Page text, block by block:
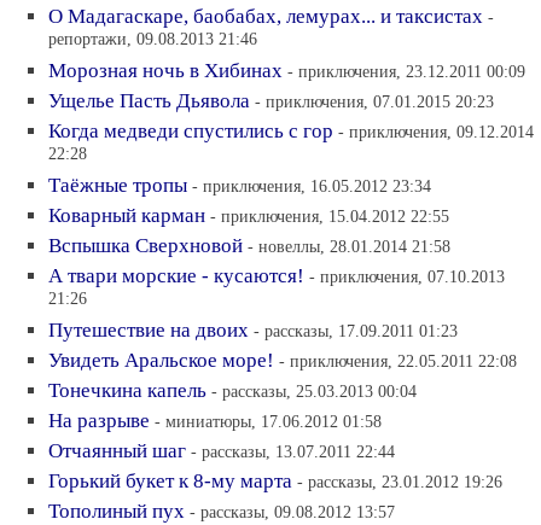
О Мадагаскаре, баобабах, лемурах... и таксистах -
репортажи, 09.08.2013 21:46
Морозная ночь в Хибинах - приключения, 23.12.2011 00:09
Ущелье Пасть Дьявола - приключения, 07.01.2015 20:23
Когда медведи спустились с гор - приключения, 09.12.2014
22:28
Таёжные тропы - приключения, 16.05.2012 23:34
Коварный карман - приключения, 15.04.2012 22:55
Вспышка Сверхновой - новеллы, 28.01.2014 21:58
А твари морские - кусаются! - приключения, 07.10.2013
21:26
Путешествие на двоих - рассказы, 17.09.2011 01:23
Увидеть Аральское море! - приключения, 22.05.2011 22:08
Тонечкина капель - рассказы, 25.03.2013 00:04
На разрыве - миниатюры, 17.06.2012 01:58
Отчаянный шаг - рассказы, 13.07.2011 22:44
Горький букет к 8-му марта - рассказы, 23.01.2012 19:26
Тополиный пух - рассказы, 09.08.2012 13:57